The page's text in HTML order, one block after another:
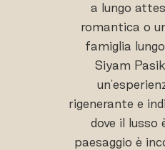
a lungo
romantica o
famiglia
Siyam
rigenerante e
dove il lusso
paesaggio è